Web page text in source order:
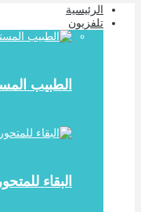
الرئيسية
تلفزيون
الطبيب
البقاء